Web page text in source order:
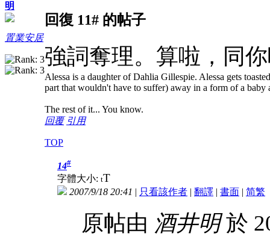
明
置業安居
回復 11# 的帖子
強詞奪理。算啦，同
Alessa is a daughter of Dahlia Gillespie. Alessa gets
part that wouldn't have to suffer) away in a form of a
The rest of it... You know.
回覆 引用
TOP
14#
字體大小: tT
2007/9/18 20:41 | 只看該作者 | 翻譯 | 書面 | 简繁
原帖由 酒井明於